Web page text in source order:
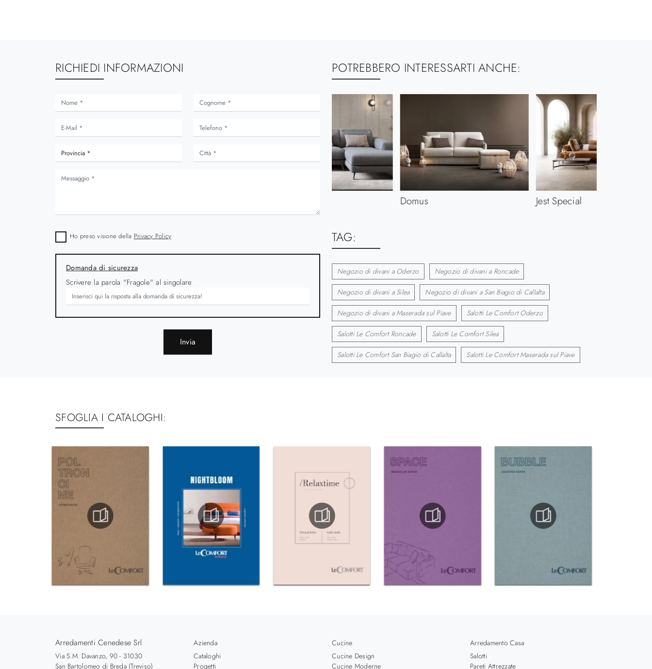
RICHIEDI INFORMAZIONI
Ho preso visione della Privacy Policy
Domanda di sicurezza
Scrivere la parola "Fragole" al singolare
Invia
POTREBBERO INTERESSARTI ANCHE:
Domus Jest Special
TAG:
Negozio di divani a Oderzo Negozio di divani a Roncade
Negozio di divani a Silea Negozio di divani a San Biagio di Callalta
Negozio di divani a Maserada sul Piave Salotti Le Comfort Oderzo
Salotti Le Comfort Roncade Salotti Le Comfort Silea
Salotti Le Comfort San Biagio di Callalta Salotti Le Comfort Maserada sul Piave
SFOGLIA I CATALOGHI:
Arredamenti Cenedese Srl
Via S.M. Davanzo, 90 - 31030
San Bartolomeo di Breda (Treviso)
Azienda
Cataloghi
Progetti
Cucine
Cucine Design
Cucine Moderne
Arredamento Casa
Salotti
Pareti Attrezzate